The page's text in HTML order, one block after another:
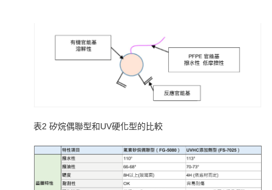
表2 矽烷偶聯型和UV硬化型的比較